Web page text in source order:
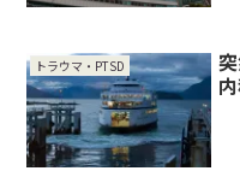
トラウマ・PTSD